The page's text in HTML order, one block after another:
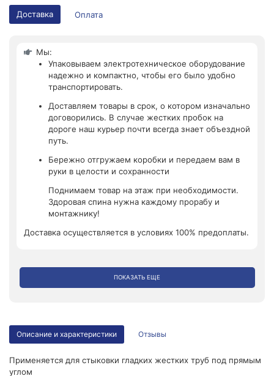
Доставка Оплата
Мы:
Упаковываем электротехническое оборудование
надежно и компактно, чтобы его было удобно
транспортировать.
Доставляем товары в срок, о котором изначально
договорились. В случае жестких пробок на
дороге наш курьер почти всегда знает объездной
путь.
Бережно отгружаем коробки и передаем вам в
руки в целости и сохранности
Поднимаем товар на этаж при необходимости.
Здоровая спина нужна каждому прорабу и
монтажнику!
Доставка осуществляется в условиях 100% предоплаты.
ПОКАЗАТЬ ЕЩЕ
Описание и характеристики Отзывы
Применяется для стыковки гладких жестких труб под прямым
углом